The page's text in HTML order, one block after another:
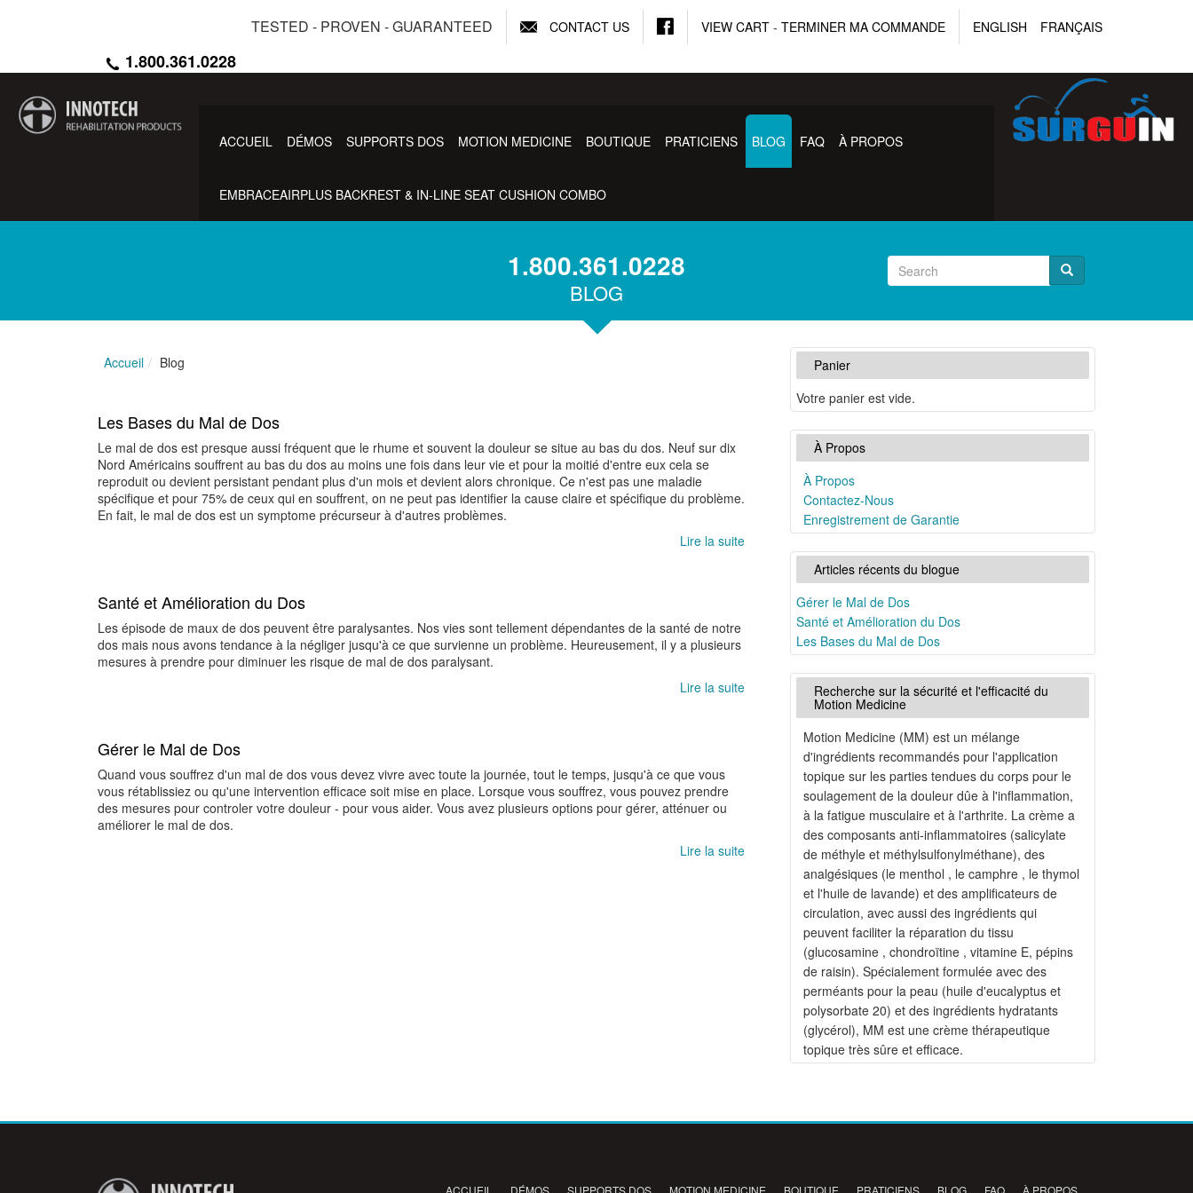
ENGLISH FRANÇAIS
TESTED - PROVEN - GUARANTEED CONTACT US VIEW CART - TERMINER MA COMMANDE
1.800.361.0228
ACCUEIL DÉMOS SUPPORTS DOS MOTION MEDICINE BOUTIQUE PRATICIENS BLOG FAQ À PROPOS
EMBRACEAIRPLUS BACKREST & IN-LINE SEAT CUSHION COMBO
1.800.361.0228
BLOG
Accueil Blog
Les Bases du Mal de Dos
Le mal de dos est presque aussi fréquent que le rhume et souvent la douleur se situe au bas du dos. Neuf sur dix
Nord Américains souffrent au bas du dos au moins une fois dans leur vie et pour la moitié d'entre eux cela se
reproduit ou devient persistant pendant plus d'un mois et devient alors chronique. Ce n'est pas une maladie
spécifique et pour 75% de ceux qui en souffrent, on ne peut pas identifier la cause claire et spécifique du problème.
En fait, le mal de dos est un symptome précurseur à d'autres problèmes.
Lire la suite
Santé et Amélioration du Dos
Les épisode de maux de dos peuvent être paralysantes. Nos vies sont tellement dépendantes de la santé de notre
dos mais nous avons tendance à la négliger jusqu'à ce que survienne un problème. Heureusement, il y a plusieurs
mesures à prendre pour diminuer les risque de mal de dos paralysant.
Lire la suite
Amélioration
Gérer le Mal de Dos
Quand vous souffrez d'un mal de dos vous devez vivre avec toute la journée, tout le temps, jusqu'à ce que vous
vous rétablissiez ou qu'une intervention efficace soit mise en place. Lorsque vous souffrez, vous pouvez prendre
des mesures pour controler votre douleur - pour vous aider. Vous avez plusieurs options pour gérer, atténuer ou
améliorer le mal de dos.
Lire la suite
Panier
Votre panier est vide.
À Propos
À Propos
Contactez-Nous
Enregistrement de Garantie
Articles récents du blogue
Gérer le Mal de Dos
Santé et Amélioration du Dos
Les Bases du Mal de Dos
Recherche sur la sécurité et l'efficacité du
Motion Medicine
Motion Medicine (MM) est un mélange
d'ingrédients recommandés pour l'application
topique sur les parties tendues du corps pour le
soulagement de la douleur dûe à l'inflammation,
à la fatigue musculaire et à l'arthrite. La crème a
des composants anti-inflammatoires (salicylate
de méthyle et méthylsulfonylméthane), des
analgésiques (le menthol , le camphre , le thymol
et l'huile de lavande) et des amplificateurs de
circulation, avec aussi des ingrédients qui
peuvent faciliter la réparation du tissu
(glucosamine , chondroïtine , vitamine E, pépins
de raisin). Spécialement formulée avec des
perméants pour la peau (huile d'eucalyptus et
polysorbate 20) et des ingrédients hydratants
(glycérol), MM est une crème thérapeutique
topique très sûre et efficace.
ACCUEIL DÉMOS SUPPORTS DOS MOTION MEDICINE BOUTIQUE PRATICIENS BLOG FAQ À PROPOS